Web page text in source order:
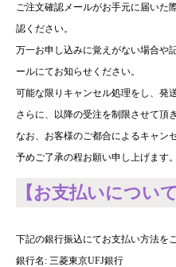
ご注文確認メールがお手元に届いた
認ください。
万一お申し込みに覚えがない場合や
ールにてお知らせください。
可能な限りキャンセル処理をし、発
さらに、以降の受注を制限させて頂
なお、お客様のご都合によるキャン
予めご了承の程お願い申し上げます。
【お支払いについて
下記の銀行振込にてお支払い方法を
銀行名: 三菱東京UFJ銀行